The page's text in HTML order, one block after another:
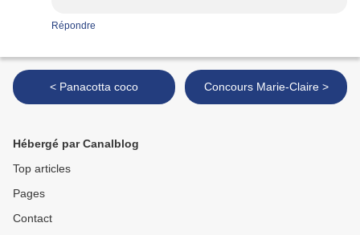
Répondre
< Panacotta coco Concours Marie-Claire >
Hébergé par Canalblog
Top articles
Pages
Contact